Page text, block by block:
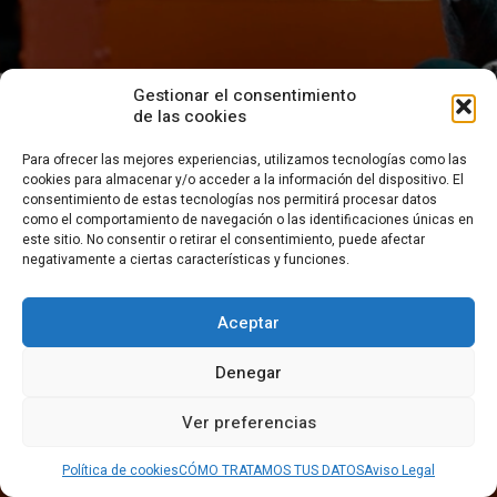
Gestionar el consentimiento
de las cookies
Para ofrecer las mejores experiencias, utilizamos tecnologías como las
cookies para almacenar y/o acceder a la información del dispositivo. El
consentimiento de estas tecnologías nos permitirá procesar datos
como el comportamiento de navegación o las identificaciones únicas en
este sitio. No consentir o retirar el consentimiento, puede afectar
negativamente a ciertas características y funciones.
Aceptar
Denegar
Ver preferencias
Política de cookiesCÓMO TRATAMOS TUS DATOSAviso Legal
Iñaki y el
paraperiodismo
Una reflexión sobre cómo ha afectado la
revolución tecnológica al periodismo y
el futuro del oficio